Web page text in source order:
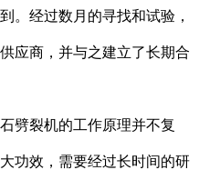
。经过数月的寻找和试验，
应商，并与之建立了长期合
劈裂机的工作原理并不复
功效，需要经过长时间的研